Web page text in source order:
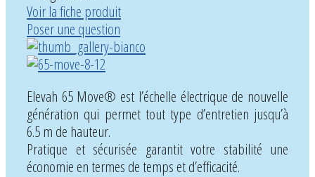
Voir la fiche produit
Poser une question
Elevah 65 Move® est l’échelle électrique de nouvelle
génération qui permet tout type d’entretien jusqu’à
6.5 m de hauteur.
Pratique et sécurisée garantit votre stabilité une
économie en termes de temps et d’efficacité.